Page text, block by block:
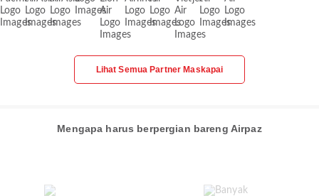
Lihat Semua Partner Maskapai
Mengapa harus berpergian bareng Airpaz